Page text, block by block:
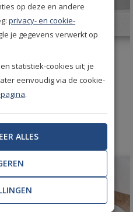
met professioneel
op deze en andere
privacy- en cookie-
je gegevens verwerkt op
statistiek-cookies uit; je
eenvoudig via de cookie-
.
ALLES